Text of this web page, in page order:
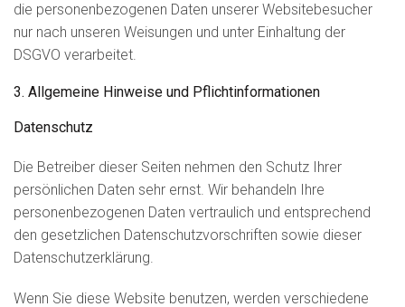
die personenbezogenen Daten unserer Websitebesucher
nur nach unseren Weisungen und unter Einhaltung der
DSGVO verarbeitet.
3. Allgemeine Hinweise und Pflicht­informationen
Datenschutz
Die Betreiber dieser Seiten nehmen den Schutz Ihrer
persönlichen Daten sehr ernst. Wir behandeln Ihre
personenbezogenen Daten vertraulich und entsprechend
den gesetzlichen Datenschutzvorschriften sowie dieser
Datenschutzerklärung.
Wenn Sie diese Website benutzen, werden verschiedene